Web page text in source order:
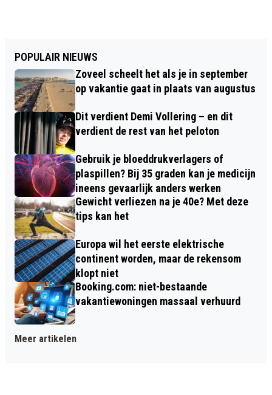
POPULAIR NIEUWS
Zoveel scheelt het als je in september
op vakantie gaat in plaats van augustus
Dit verdient Demi Vollering – en dit
verdient de rest van het peloton
Gebruik je bloeddrukverlagers of
plaspillen? Bij 35 graden kan je medicijn
ineens gevaarlijk anders werken
Gewicht verliezen na je 40e? Met deze
tips kan het
Europa wil het eerste elektrische
continent worden, maar de rekensom
klopt niet
Booking.com: niet-bestaande
vakantiewoningen massaal verhuurd
Meer artikelen